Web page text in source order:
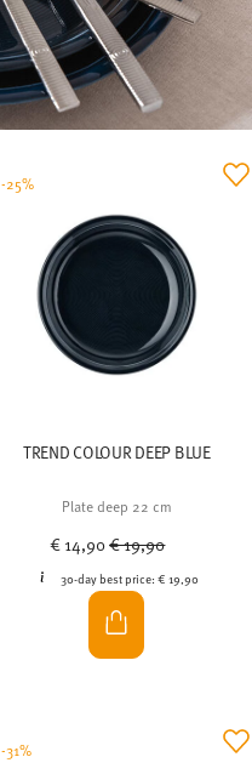
TREND COLOUR DEEP BLUE
Plate deep 22 cm
€ 14,90Price reduced from
€ 19,90
30-day best price:€ 19,90
-25%
-31%